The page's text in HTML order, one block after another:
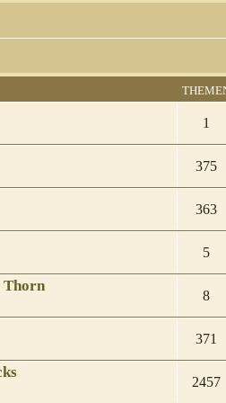
1
375
363
5
Thorn
8
371
2457